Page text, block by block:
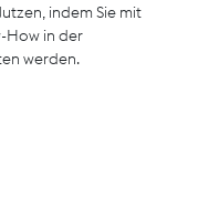
indem Sie mit
How in der
werden.